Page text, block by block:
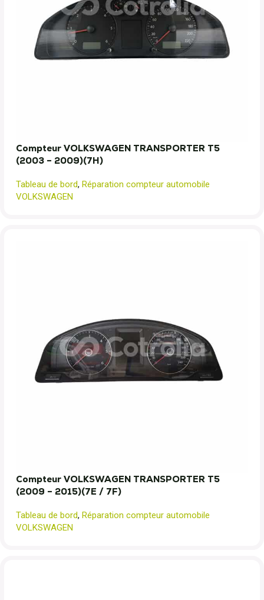
Compteur VOLKSWAGEN TRANSPORTER T5
(2003 – 2009)(7H)
Tableau de bord, Réparation compteur automobile
VOLKSWAGEN
Compteur VOLKSWAGEN TRANSPORTER T5
(2009 – 2015)(7E / 7F)
Tableau de bord, Réparation compteur automobile
VOLKSWAGEN